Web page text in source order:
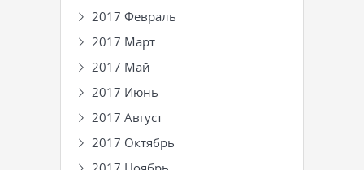
2017 Февраль
2017 Март
2017 Май
2017 Июнь
2017 Август
2017 Октябрь